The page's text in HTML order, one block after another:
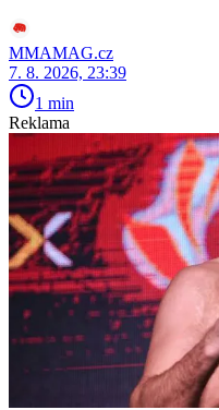
MMAMAG.cz
7. 8. 2026, 23:39
1 min
Reklama